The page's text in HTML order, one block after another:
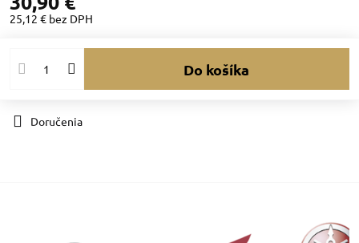
25,12 € bez DPH
Do košíka
Doručenia